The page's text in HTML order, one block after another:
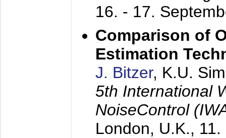
16. - 17.
Comparison of
Estimation
J. Bitzer, K.U.
5th International
NoiseControl
London, U.K.,